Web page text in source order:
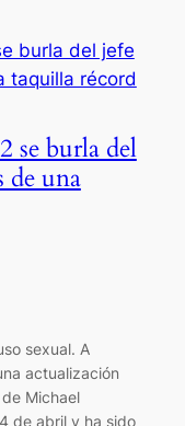
se burla del
de una
sexual. A
actualización
Michael
de abril y ha sido